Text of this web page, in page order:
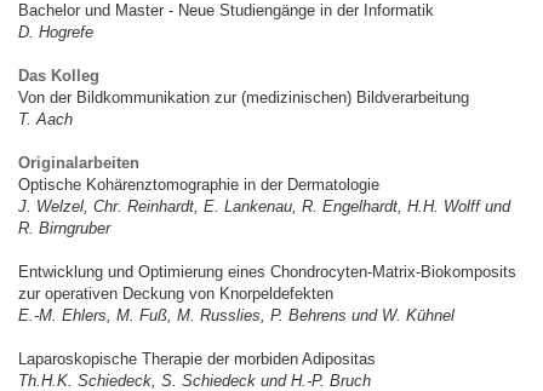
Bachelor und Master - Neue Studiengänge in der Informatik
D. Hogrefe
Das Kolleg
Von der Bildkommunikation zur (medizinischen) Bildverarbeitung
T. Aach
Originalarbeiten
Optische Kohärenztomographie in der Dermatologie
J. Welzel, Chr. Reinhardt, E. Lankenau, R. Engelhardt, H.H. Wolff und
R. Birngruber
Entwicklung und Optimierung eines Chondrocyten-Matrix-Biokomposits
zur operativen Deckung von Knorpeldefekten
E.-M. Ehlers, M. Fuß, M. Russlies, P. Behrens und W. Kühnel
Laparoskopische Therapie der morbiden Adipositas
Th.H.K. Schiedeck, S. Schiedeck und H.-P. Bruch